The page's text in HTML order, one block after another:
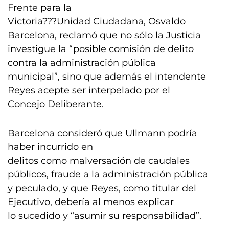
Frente para la
Victoria???Unidad Ciudadana, Osvaldo
Barcelona, reclamó que no sólo la Justicia
investigue la “posible comisión de delito
contra la administración pública
municipal”, sino que además el intendente
Reyes acepte ser interpelado por el
Concejo Deliberante.
Barcelona consideró que Ullmann podría
haber incurrido en
delitos como malversación de caudales
públicos, fraude a la administración pública
y peculado, y que Reyes, como titular del
Ejecutivo, debería al menos explicar
lo sucedido y “asumir su responsabilidad”.